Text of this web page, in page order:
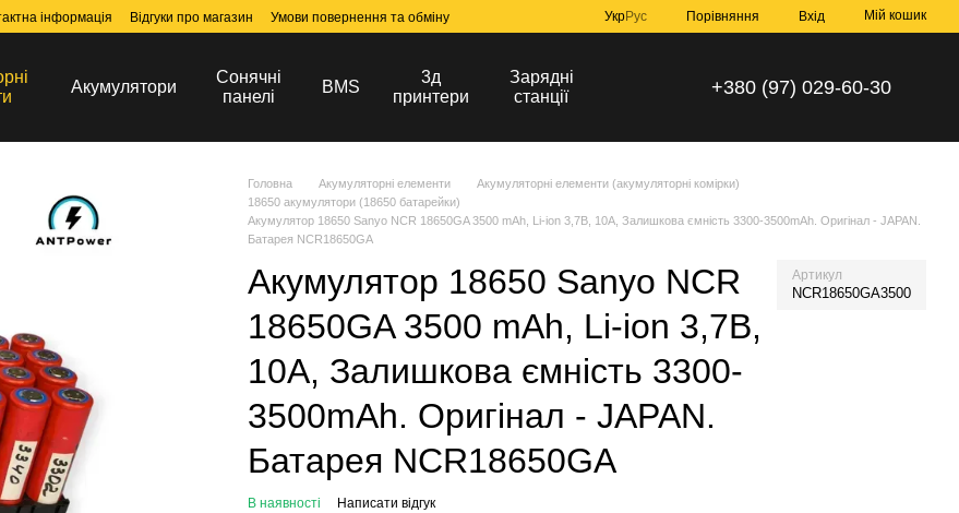
інформація Відгуки про магазин Умови повернення та обміну УкрРус Порівняння Вхід Мій кошик
Акумулятори
Сонячні
панелі
BMS
3д
принтери
Зарядні
станції
+380 (97) 029-60-30
Головна Акумуляторні елементи
Акумуляторні елементи (акумуляторні комірки)
18650 акумулятори (18650 батарейки)
Акумулятор 18650 Sanyo NCR 18650GA 3500 mAh, Li-ion 3,7В, 10A, Залишкова ємність 3300-3500mAh. Оригінал - JAPAN.
Батарея NCR18650GA
Акумулятор 18650 Sanyo NCR
18650GA 3500 mAh, Li-ion 3,7В,
10A, Залишкова ємність 3300-
3500mAh. Оригінал - JAPAN.
Батарея NCR18650GA
Артикул
NCR18650GA3500
В наявності Написати відгук